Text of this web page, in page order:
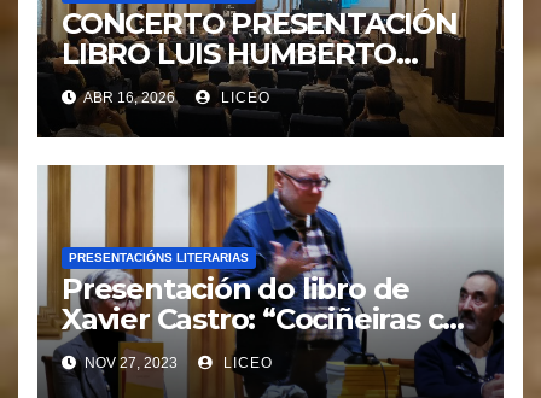
CONCERTO PRESENTACIÓN
LIBRO LUIS HUMBERTO
«TOCCATA E FUGA»
ABR 16, 2026 LICEO
PRESENTACIÓNS LITERARIAS
Presentación do libro de
Xavier Castro: “Cociñeiras con
talento. Mulleres e
gastronomía en Galicia”
NOV 27, 2023 LICEO